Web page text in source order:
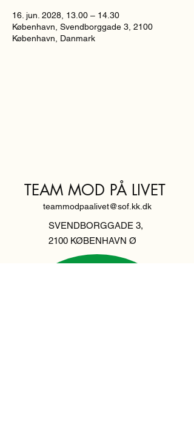
16. jun. 2028, 13.00 – 14.30
København, Svendborggade 3, 2100
København, Danmark
TEAM MOD PÅ LIVET
teammodpaalivet@sof.kk.dk
SVENDBORGGADE 3,
2100 KØBENHAVN Ø